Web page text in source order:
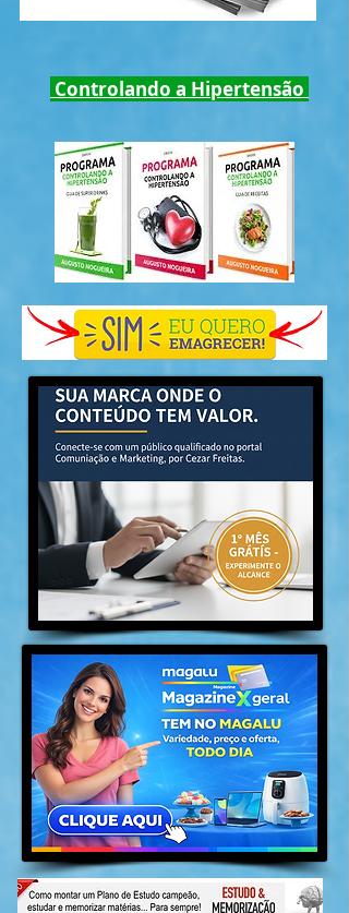
Controlando a Hipertensão